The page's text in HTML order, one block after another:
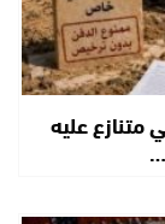
متنازع عليه